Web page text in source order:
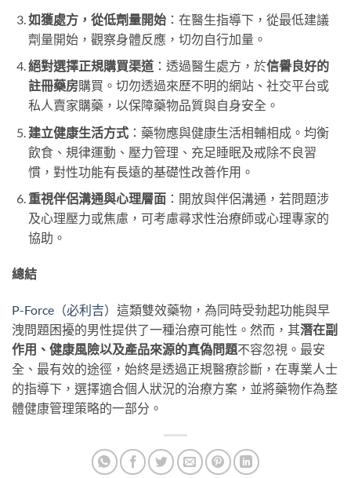
如獲處方，從低劑量開始：在醫生指導下，從最低建議
劑量開始，觀察身體反應，切勿自行加量。
絕對選擇正規購買渠道：透過醫生處方，於信譽良好的
註冊藥房購買。切勿透過來歷不明的網站、社交平台或
私人賣家購藥，以保障藥物品質與自身安全。
建立健康生活方式：藥物應與健康生活相輔相成。均衡
飲食、規律運動、壓力管理、充足睡眠及戒除不良習
慣，對性功能有長遠的基礎性改善作用。
重視伴侶溝通與心理層面：開放與伴侶溝通，若問題涉
及心理壓力或焦慮，可考慮尋求性治療師或心理專家的
協助。
總結
P-Force（必利吉） 這類雙效藥物，為同時受勃起功能與早
洩問題困擾的男性提供了一種治療可能性。然而，其潛在副
作用、健康風險以及產品來源的真偽問題不容忽視。最安
全、最有效的途徑，始終是透過正規醫療診斷，在專業人士
的指導下，選擇適合個人狀況的治療方案，並將藥物作為整
體健康管理策略的一部分。